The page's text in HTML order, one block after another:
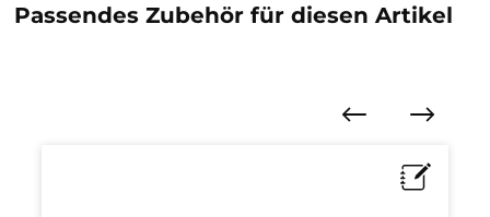
Passendes Zubehör für diesen Artikel